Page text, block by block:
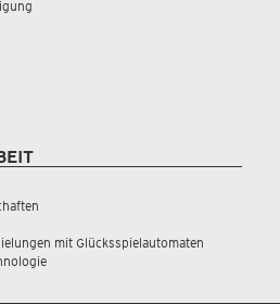
mit Glücksspielautomaten